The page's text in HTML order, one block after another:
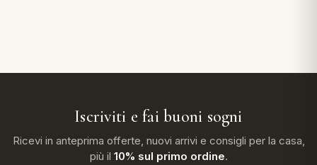
Iscriviti e fai buoni sogni
Ricevi in anteprima offerte, nuovi arrivi e consigli per la casa,
più il 10% sul primo ordine.